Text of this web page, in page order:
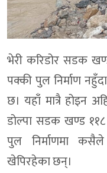
भेरी करिडोर सडक
पक्की पुल निर्माण
छ। यहाँ मात्रै होइन
डोल्पा सडक खण्ड ११८
पुल निर्माणमा
खेपिरहेका छन्।